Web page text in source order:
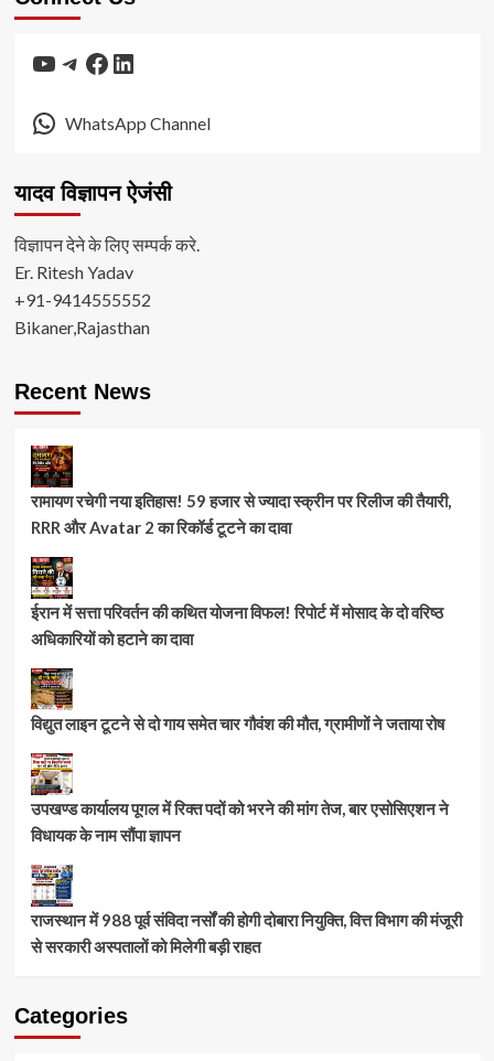
YouTube
Telegram
Facebook
LinkedIn
WhatsApp Channel
यादव विज्ञापन ऐजंसी
विज्ञापन देने के लिए सम्पर्क करे.
Er. Ritesh Yadav
+91-9414555552
Bikaner,Rajasthan
Recent News
रामायण रचेगी नया इतिहास! 59 हजार से ज्यादा स्क्रीन पर रिलीज की तैयारी,
RRR और Avatar 2 का रिकॉर्ड टूटने का दावा
ईरान में सत्ता परिवर्तन की कथित योजना विफल! रिपोर्ट में मोसाद के दो वरिष्ठ
अधिकारियों को हटाने का दावा
विद्युत लाइन टूटने से दो गाय समेत चार गौवंश की मौत, ग्रामीणों ने जताया रोष
उपखण्ड कार्यालय पूगल में रिक्त पदों को भरने की मांग तेज, बार एसोसिएशन ने
विधायक के नाम सौंपा ज्ञापन
राजस्थान में 988 पूर्व संविदा नर्सों की होगी दोबारा नियुक्ति, वित्त विभाग की मंजूरी
से सरकारी अस्पतालों को मिलेगी बड़ी राहत
Categories